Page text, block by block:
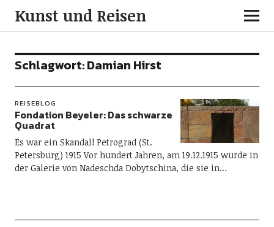
Kunst und Reisen
Schlagwort:Damian Hirst
REISEBLOG
Fondation Beyeler: Das schwarze
Quadrat
Es war ein Skandal! Petrograd (St.
Petersburg) 1915 Vor hundert Jahren, am 19.12.1915 wurde in
der Galerie von Nadeschda Dobytschina, die sie in…